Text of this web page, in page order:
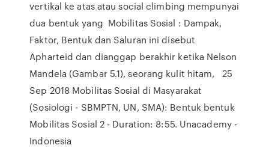
vertikal ke atas atau social climbing mempunyai
dua bentuk yang Mobilitas Sosial : Dampak,
Faktor, Bentuk dan Saluran ini disebut
Apharteid dan dianggap berakhir ketika Nelson
Mandela (Gambar 5.1), seorang kulit hitam, 25
Sep 2018 Mobilitas Sosial di Masyarakat
(Sosiologi - SBMPTN, UN, SMA): Bentuk bentuk
Mobilitas Sosial 2 - Duration: 8:55. Unacademy -
Indonesia